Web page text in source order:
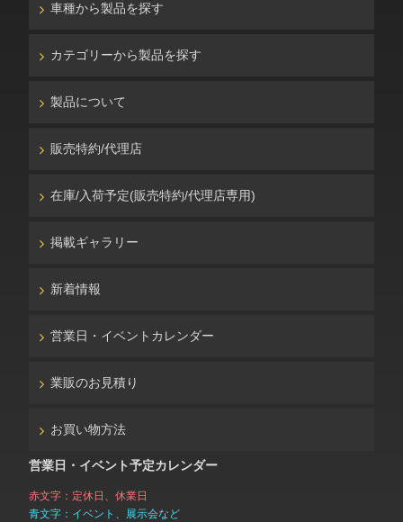
車種から製品を探す
カテゴリーから製品を探す
製品について
販売特約/代理店
在庫/入荷予定(販売特約/代理店専用)
掲載ギャラリー
新着情報
営業日・イベントカレンダー
業販のお見積り
お買い物方法
営業日・イベント予定カレンダー
赤文字：定休日、休業日
青文字：イベント、展示会など